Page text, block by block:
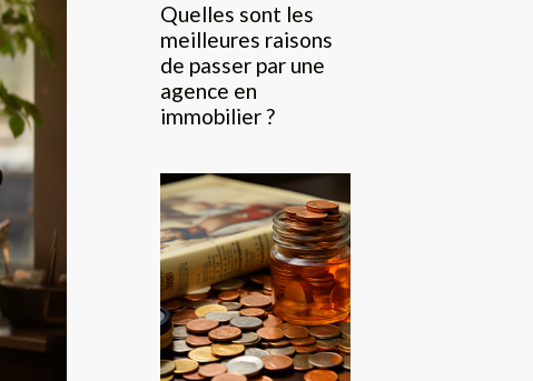
Quelles sont les
meilleures raisons
de passer par une
agence en
immobilier ?